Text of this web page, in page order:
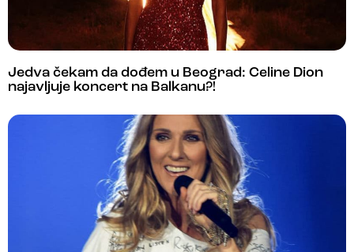
Jedva čekam da dođem u Beograd: Celine Dion
najavljuje koncert na Balkanu?!